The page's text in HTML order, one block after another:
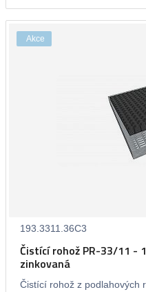
Akce
193.3311.36C3
Čistící rohož PR-33/11 -
zinkovaná
Čistící rohož z podlahových